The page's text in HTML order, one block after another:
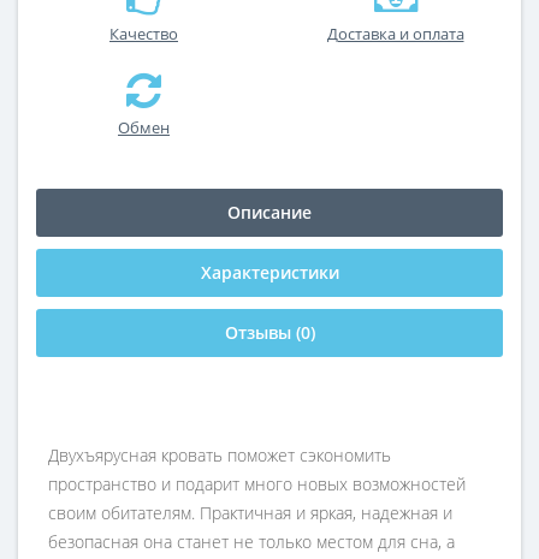
Качество Доставка и оплата
Обмен
Описание
Характеристики
Отзывы (0)
Двухъярусная кровать поможет сэкономить
пространство и подарит много новых возможностей
своим обитателям. Практичная и яркая, надежная и
безопасная она станет не только местом для сна, а